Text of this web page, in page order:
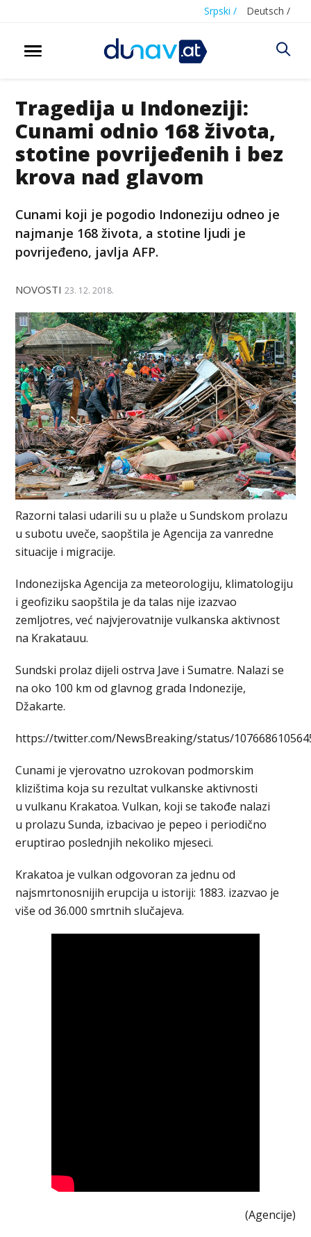
Srpski / Deutsch /
Tragedija u Indoneziji:
Cunami odnio 168 života,
stotine povrijeđenih i bez
krova nad glavom
Cunami koji je pogodio Indoneziju odneo je
najmanje 168 života, a stotine ljudi je
povrijeđeno, javlja AFP.
NOVOSTI 23. 12. 2018.
Razorni talasi udarili su u plaže u Sundskom prolazu
u subotu uveče, saopštila je Agencija za vanredne
situacije i migracije.
Indonezijska Agencija za meteorologiju, klimatologiju
i geofiziku saopštila je da talas nije izazvao
zemljotres, već najvjerovatnije vulkanska aktivnost
na Krakatauu.
Sundski prolaz dijeli ostrva Jave i Sumatre. Nalazi se
na oko 100 km od glavnog grada Indonezije,
Džakarte.
https://twitter.com/NewsBreaking/status/
Cunami je vjerovatno uzrokovan podmorskim
klizištima koja su rezultat vulkanske aktivnosti
u vulkanu Krakatoa. Vulkan, koji se takođe nalazi
u prolazu Sunda, izbacivao je pepeo i periodično
eruptirao poslednjih nekoliko mjeseci.
Krakatoa je vulkan odgovoran za jednu od
najsmrtonosnijih erupcija u istoriji: 1883. izazvao je
više od 36.000 smrtnih slučajeva.
(Agencije)